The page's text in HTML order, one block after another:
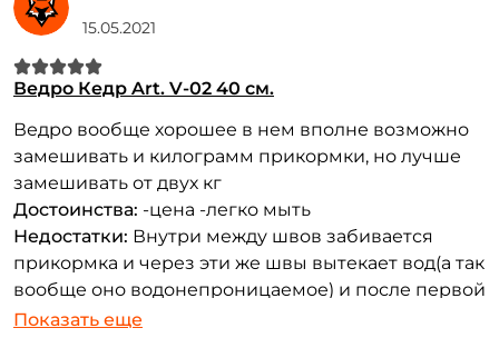
15.05.2021
Ведро Кедр Art. V-02 40 см.
Ведро вообще хорошее в нем вполне возможно
замешивать и килограмм прикормки, но лучше
замешивать от двух кг
Достоинства: -цена -легко мыть
Недостатки: Внутри между швов забивается
прикормка и через эти же швы вытекает вод(а так
вообще оно водонепроницаемое) и после первой
рыбалки появились маленькие дырки( но это не
Показать еще